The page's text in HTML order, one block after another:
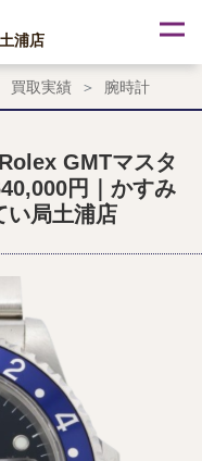
浦店
買取実績 腕時計
GMTマスタ
円｜かすみ
局土浦店